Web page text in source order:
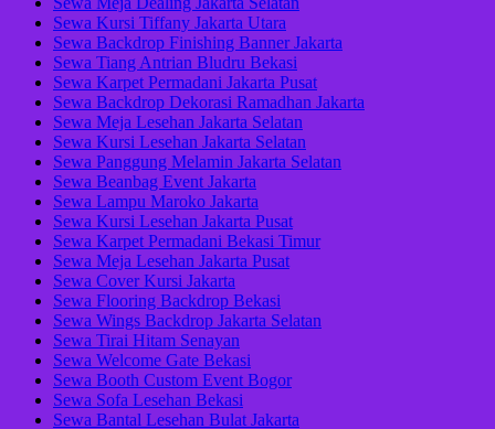
Sewa Kursi Tiffany Jakarta Utara
Sewa Backdrop Finishing Banner Jakarta
Sewa Tiang Antrian Bludru Bekasi
Sewa Karpet Permadani Jakarta Pusat
Sewa Backdrop Dekorasi Ramadhan Jakarta
Sewa Meja Lesehan Jakarta Selatan
Sewa Kursi Lesehan Jakarta Selatan
Sewa Panggung Melamin Jakarta Selatan
Sewa Beanbag Event Jakarta
Sewa Lampu Maroko Jakarta
Sewa Kursi Lesehan Jakarta Pusat
Sewa Karpet Permadani Bekasi Timur
Sewa Meja Lesehan Jakarta Pusat
Sewa Cover Kursi Jakarta
Sewa Flooring Backdrop Bekasi
Sewa Wings Backdrop Jakarta Selatan
Sewa Tirai Hitam Senayan
Sewa Welcome Gate Bekasi
Sewa Booth Custom Event Bogor
Sewa Sofa Lesehan Bekasi
Sewa Bantal Lesehan Bulat Jakarta